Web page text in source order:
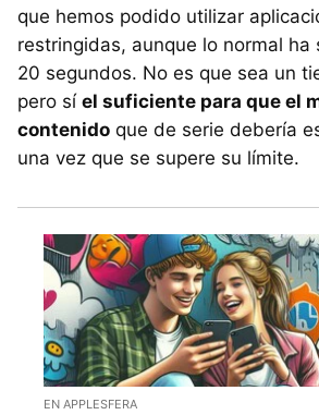
que hemos podido utilizar
restringidas, aunque lo normal ha
20 segundos. No es que sea un
pero sí el suficiente para que el
contenido que de serie debería
una vez que se supere su límite.
EN APPLESFERA